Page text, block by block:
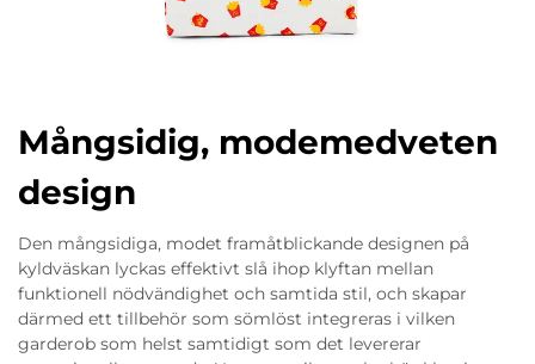
Mångsidig, modemedveten
design
Den mångsidiga, modet framåtblickande designen på
kyldväskan lyckas effektivt slå ihop klyftan mellan
funktionell nödvändighet och samtida stil, och skapar
därmed ett tillbehör som sömlöst integreras i vilken
garderob som helst samtidigt som det levererar